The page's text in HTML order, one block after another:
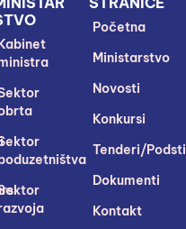
Početna
Ministarstvo
Novosti
Konkursi
Tenderi/
Dokumenti
Kontakt